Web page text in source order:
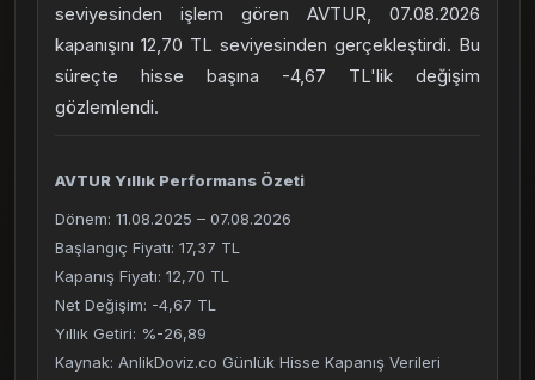
seviyesinden işlem gören AVTUR, 07.08.2026
kapanışını 12,70 TL seviyesinden gerçekleştirdi. Bu
süreçte hisse başına -4,67 TL'lik değişim
gözlemlendi.
AVTUR Yıllık Performans Özeti
Dönem: 11.08.2025 – 07.08.2026
Başlangıç Fiyatı: 17,37 TL
Kapanış Fiyatı: 12,70 TL
Net Değişim: -4,67 TL
Yıllık Getiri: %-26,89
Kaynak: AnlikDoviz.co Günlük Hisse Kapanış Verileri